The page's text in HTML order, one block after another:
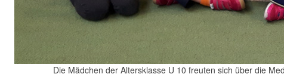
Die Mädchen der Altersklasse U 10 freuten sich über die